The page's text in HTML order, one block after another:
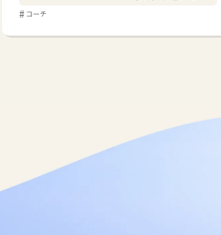
# コーチ